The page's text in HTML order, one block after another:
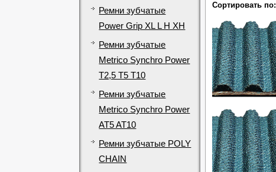
Ремни зубчатые
Power Grip XL L H XH
Ремни зубчатые
Metrico Synchro Power
T2,5 T5 T10
Ремни зубчатые
Metrico Synchro Power
AT5 AT10
Ремни зубчатые POLY
CHAIN
Сортировать по: